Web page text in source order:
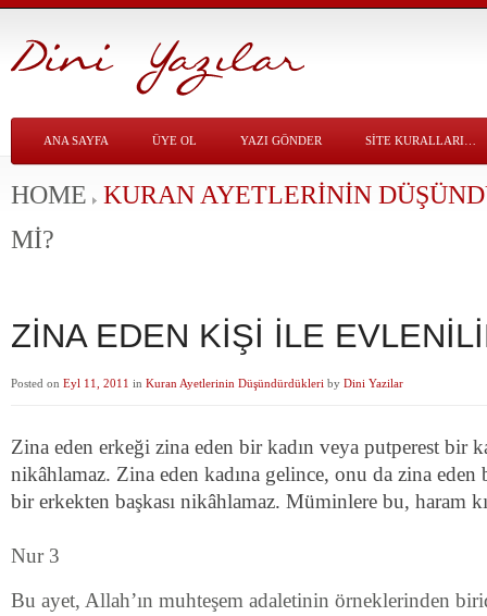
ANA SAYFA ÜYE OL YAZI GÖNDER SITE KURALLARI…
HOME KURAN AYETLERININ
Mİ?
ZİNA EDEN KİŞİ İLE
Posted on Eyl 11, 2011 in Kuran Ayetlerinin Düşündürdükleri by Dini Yazilar
Zina eden erkeği zina eden bir kadın veya putperest bir
nikâhlamaz. Zina eden kadına gelince, onu da zina eden
bir erkekten başkası nikâhlamaz. Müminlere bu, haram
Nur 3
Bu ayet, Allah’ın muhteşem adaletinin örneklerinden